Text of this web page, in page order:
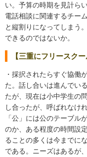
い。予算の時期を見計ら
電話相談に関連するチー
と縦割りになってしまう
できるのではないか。
【三重にフリースクー
・採択されたらすぐ協働
た。話し合いは進んでい
たが、現在は小中学生の
し合ったが、呼ばれなけ
「公」には公のテーブル
のか、ある程度の時間設
ることの多くは今までに
である。ニーズはあるが